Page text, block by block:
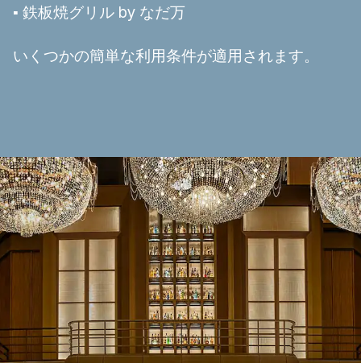
▪︎ 鉄板焼グリル by なだ万
いくつかの簡単な利用条件が適用されます。